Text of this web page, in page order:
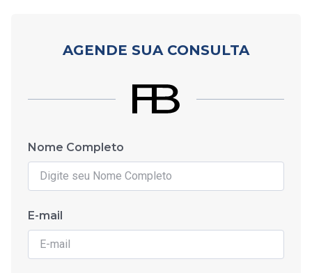
AGENDE SUA CONSULTA
Nome Completo
E-mail